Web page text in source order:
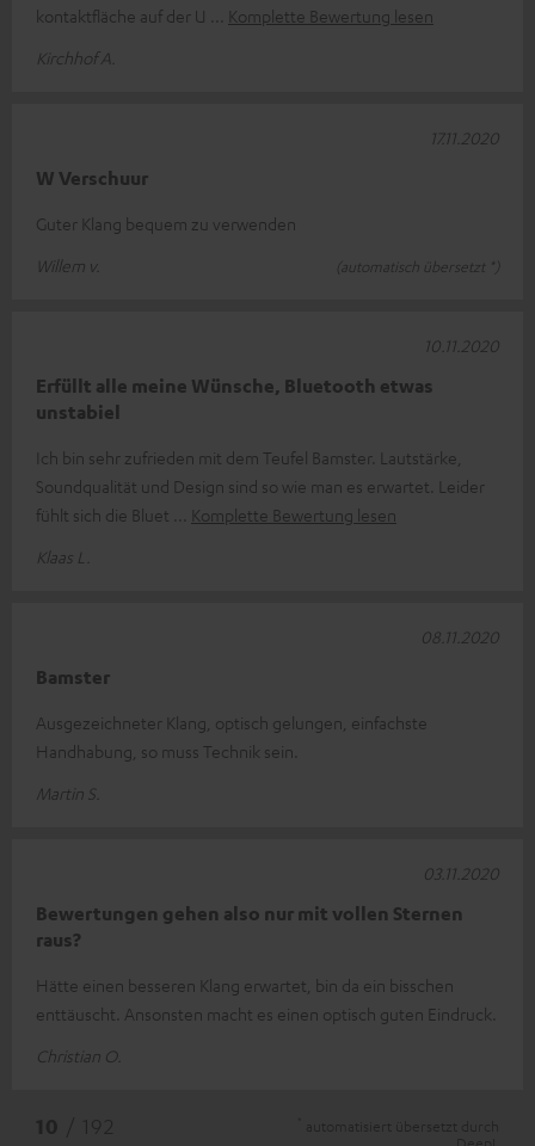
kontaktfläche auf der U
Komplette Bewertung lesen
Kirchhof A.
W Verschuur
Guter Klang bequem zu verwenden
Willem v.
(automatisch übersetzt *)
17.11.2020
Erfüllt alle meine Wünsche, Bluetooth etwas
unstabiel
Ich bin sehr zufrieden mit dem Teufel Bamster. Lautstärke,
Soundqualität und Design sind so wie man es erwartet. Leider
fühlt sich die Bluet
Komplette Bewertung lesen
Klaas L.
10.11.2020
Bamster
Ausgezeichneter Klang, optisch gelungen, einfachste
Handhabung, so muss Technik sein.
Martin S.
08.11.2020
Bewertungen gehen also nur mit vollen Sternen
raus?
Hätte einen besseren Klang erwartet, bin da ein bisschen
enttäuscht. Ansonsten macht es einen optisch guten Eindruck.
Christian O.
03.11.2020